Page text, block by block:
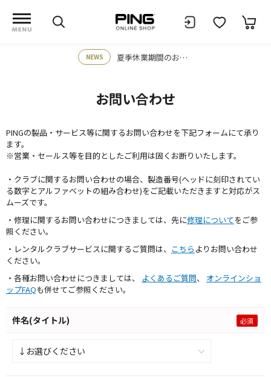
NEWS 夏季休業期間のお知らせ
お問い合わせ
PINGの製品・サービス等に関するお問い合わせを下記フォームにて承り
ます。
※営業・セールス等を目的としたご利用は固くお断りいたします。
・クラブに関するお問い合わせの場合、製造番号(ヘッドに刻印されてい
る数字とアルファベットの組み合わせ)をご記載いただきますと対応がス
ムーズです。
・修理に関するお問い合わせにつきましては、先に修理についてをご参
照ください。
・レンタルクラブサービスに関するご質問は、 こちら よりお問い合わせ
ください。
・各種お問い合わせにつきましては、
よくあるご質問、 オンラインショ
ップFAQも併せてご参照ください。
件名(タイトル)